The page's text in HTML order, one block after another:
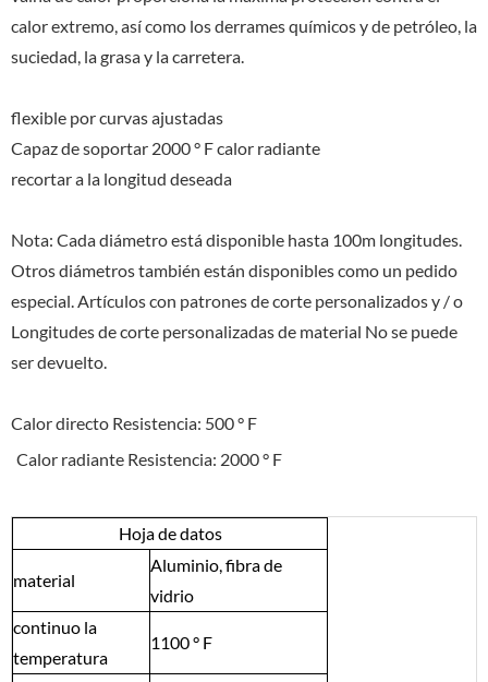
calor extremo, así como los derrames químicos y de petróleo, la
suciedad, la grasa y la carretera.
flexible por curvas ajustadas
Capaz de soportar 2000 ° F calor radiante
recortar a la longitud deseada
Nota: Cada diámetro está disponible hasta 100m longitudes.
Otros diámetros también están disponibles como un pedido
especial. Artículos con patrones de corte personalizados y / o
Longitudes de corte personalizadas de material No se puede
ser devuelto.
Calor directo Resistencia: 500 ° F
Calor radiante Resistencia: 2000 ° F
Hoja de datos
material
Aluminio, fibra de
vidrio
continuo la
temperatura
1100° F